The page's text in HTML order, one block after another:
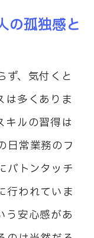
の孤独感と
ず、気付くと
は多くありま
キルの習得は
日常業務のフ
バトンタッチ
行われていま
う安心感があ